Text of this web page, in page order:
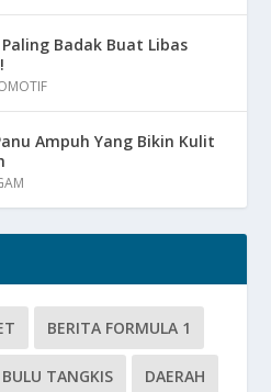
Badak Buat Libas
Ampuh Yang Bikin Kulit
BERITA FORMULA 1
BULU TANGKIS DAERAH